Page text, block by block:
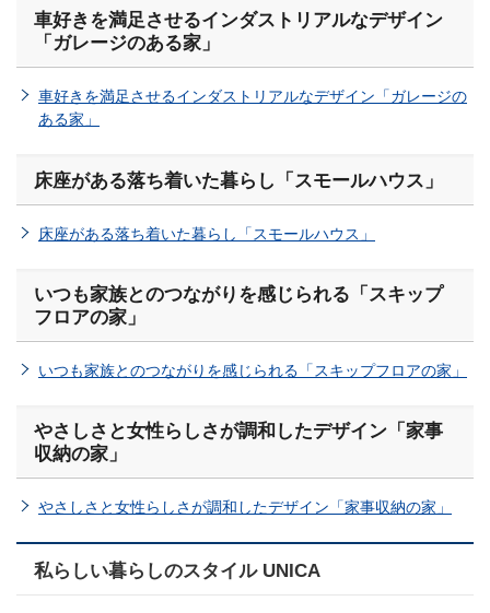
車好きを満足させるインダストリアルなデザイン
「ガレージのある家」
車好きを満足させるインダストリアルなデザイン「ガレージの
ある家」
床座がある落ち着いた暮らし「スモールハウス」
床座がある落ち着いた暮らし「スモールハウス」
いつも家族とのつながりを感じられる「スキップ
フロアの家」
いつも家族とのつながりを感じられる「スキップフロアの家」
やさしさと女性らしさが調和したデザイン「家事
収納の家」
やさしさと女性らしさが調和したデザイン「家事収納の家」
私らしい暮らしのスタイル UNICA